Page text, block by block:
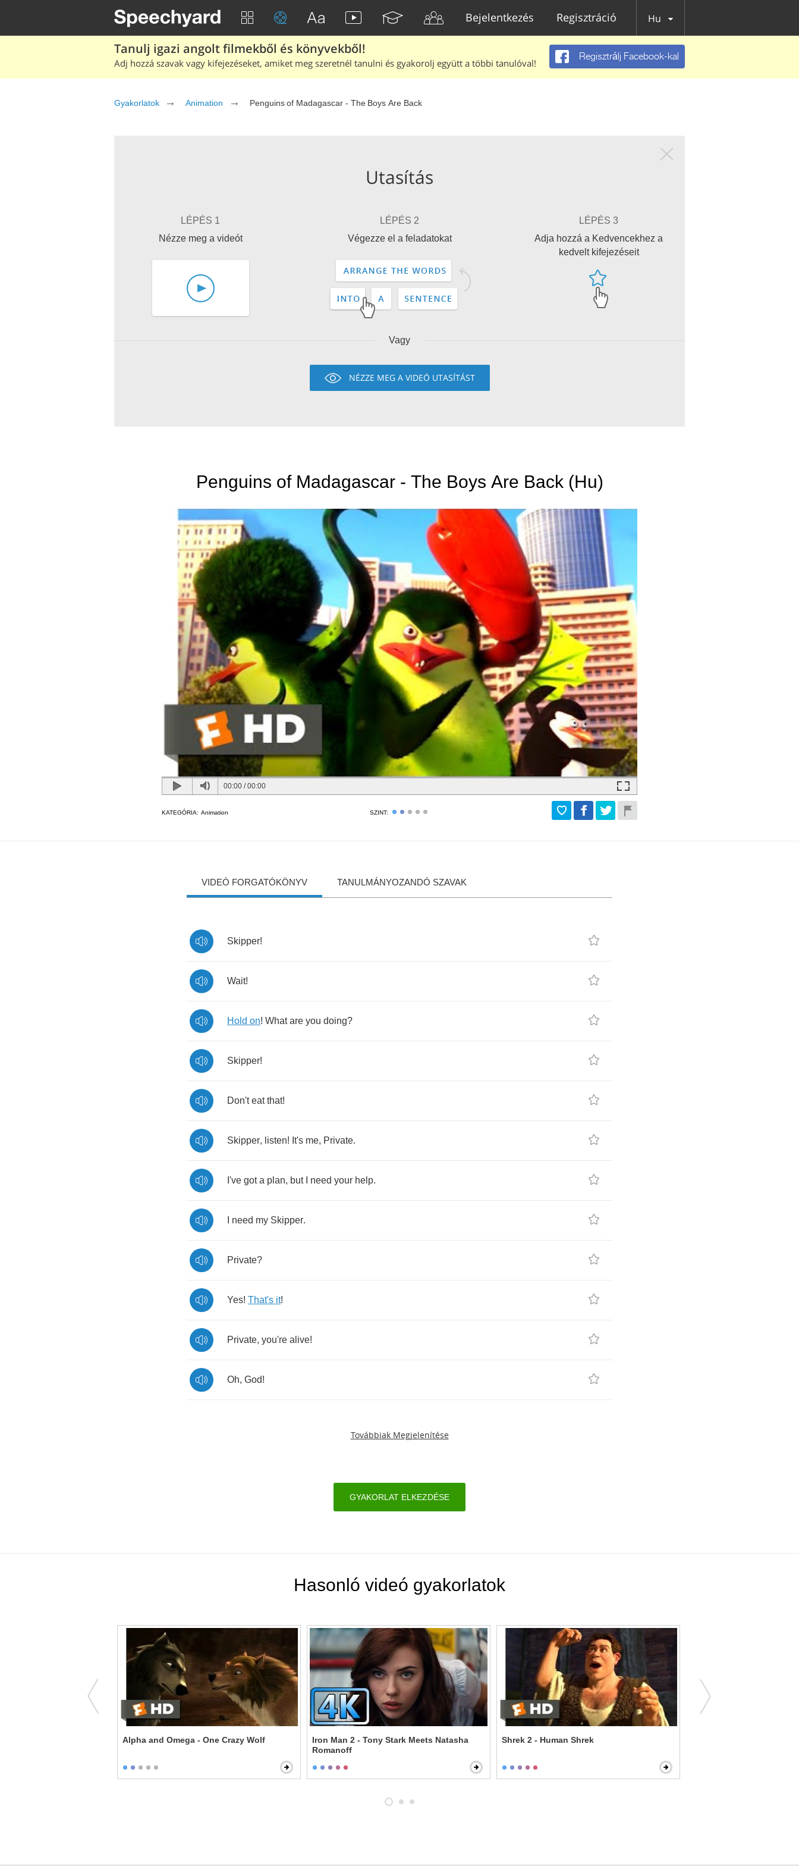
Bejelentkezés Regisztráció Hu
Tanulj igazi angolt filmekből és könyvekből!
Adj hozzá szavak vagy kifejezéseket, amiket meg szeretnél tanulni és gyakorolj együtt a többi tanulóval!
Regisztrálj Facebook-kal
Gyakorlatok Animation Penguins of Madagascar - The Boys Are Back
Utasítás
LÉPÉS 1
Nézze meg a videót
LÉPÉS 2
Végezze el a feladatokat
LÉPÉS 3
Adja hozzá a Kedvencekhez a
kedvelt kifejezéseit
Vagy
NÉZZE MEG A VIDEÓ UTASÍTÁST
Penguins of Madagascar - The Boys Are Back (Hu)
00:00 /00:00
KATEGÓRIA: Animation SZINT:
VIDEÓ FORGATÓKÖNYV TANULMÁNYOZANDÓ SZAVAK
Skipper!
Wait!
Hold on! What are you doing?
Skipper!
Don't eat that!
Skipper, listen! It's me, Private.
I've got a plan, but need your help.
need my Skipper.
Private?
Yes! That's it!
Private, you're alive!
Oh, God!
Továbbiak Megjelenítése
GYAKORLAT ELKEZDÉSE
Hasonló videó gyakorlatok
Alpha and Omega - One Crazy Wolf
Iron Man 2 - Tony Stark Meets Natasha
Romanoff
Shrek 2 - Human Shrek